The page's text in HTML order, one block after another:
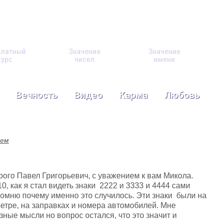
Значение
чисел
Значение
имени
Вечность Видео Карма Любовь
Павел Григорьевич, с уважением к вам Микола.
как я стал видеть знаки 2222 и 3333 и 4444 сами
почему именно это случилось. Эти знаки были на
на заправках и номера автомобилей. Мне
мысли но вопрос остался, что это значит и